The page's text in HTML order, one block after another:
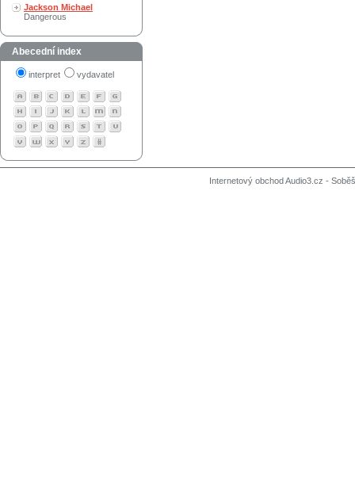
Jackson Michael
Dangerous
Abecední index
interpret vydavatel
Internetový obchod Audio3.cz -